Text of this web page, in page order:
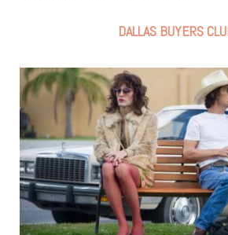
DALLAS BUYERS